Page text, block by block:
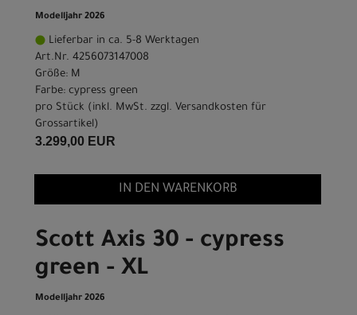
Modelljahr 2026
Lieferbar in ca. 5-8 Werktagen
Art.Nr. 4256073147008
Größe: M
Farbe: cypress green
pro Stück (inkl. MwSt. zzgl. Versandkosten für
Grossartikel)
3.299,00 EUR
IN DEN WARENKORB
Scott Axis 30 - cypress
green - XL
Modelljahr 2026